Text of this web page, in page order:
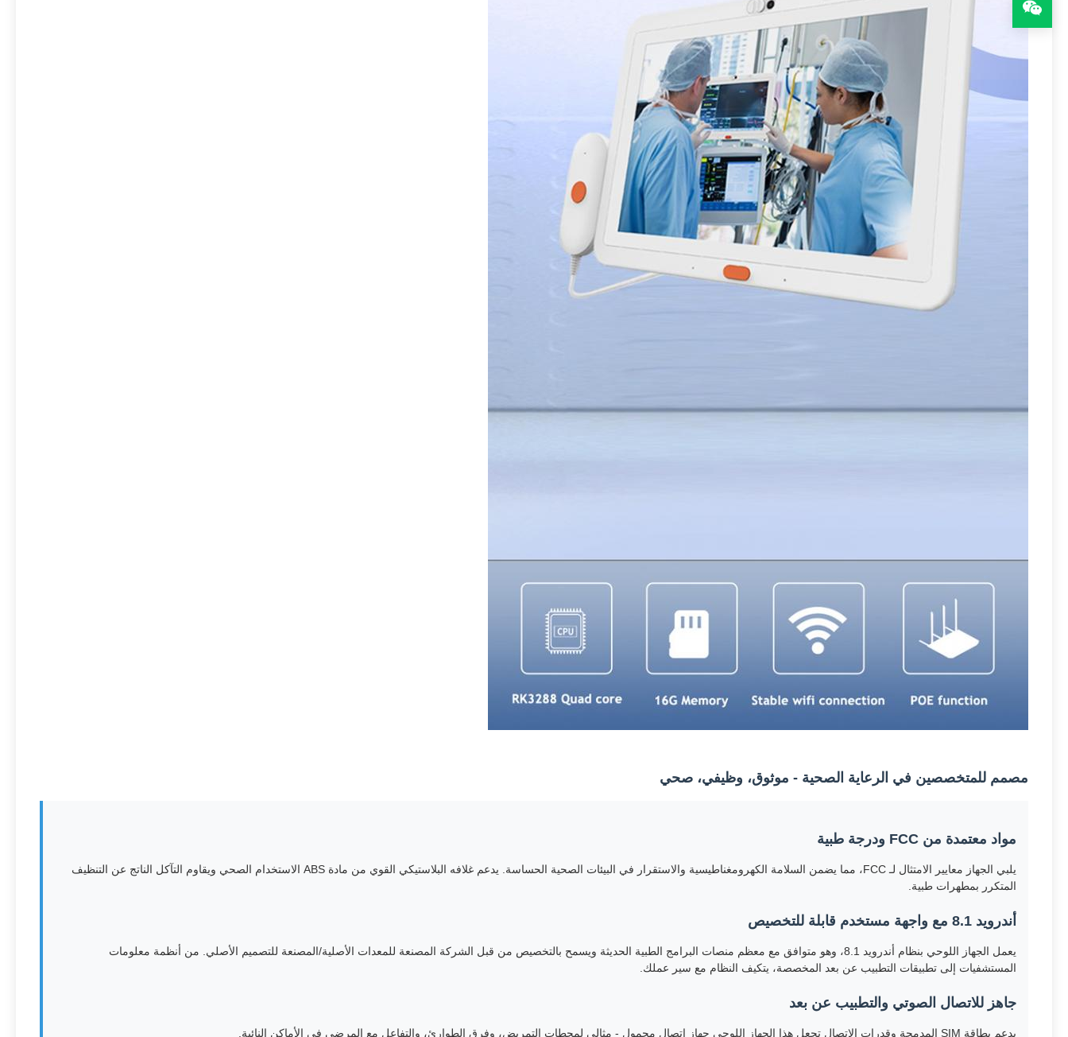
مصمم للمتخصصين في الرعاية الصحية - موثوق، وظيفي، صحي
مواد معتمدة من FCC ودرجة طبية
يلبي الجهاز معايير الامتثال لـ FCC، مما يضمن السلامة الكهرومغناطيسية والاستقرار في البيئات الصحية الحساسة. يدعم غلافه البلاستيكي القوي من مادة ABS الاستخدام الصحي ويقاوم التآكل الناتج عن التنظيف
المتكرر بمطهرات طبية.
أندرويد 8.1 مع واجهة مستخدم قابلة للتخصيص
يعمل الجهاز اللوحي بنظام أندرويد 8.1، وهو متوافق مع معظم منصات البرامج الطبية الحديثة ويسمح بالتخصيص من قبل الشركة المصنعة للمعدات الأصلية/المصنعة للتصميم الأصلي. من أنظمة معلومات
المستشفيات إلى تطبيقات التطبيب عن بعد المخصصة، يتكيف النظام مع سير عملك.
جاهز للاتصال الصوتي والتطبيب عن بعد
يدعم بطاقة SIM المدمجة وقدرات الاتصال تجعل هذا الجهاز اللوحي جهاز اتصال محمول - مثالي لمحطات التمريض، وفرق الطوارئ، والتفاعل مع المرضى في الأماكن النائية.